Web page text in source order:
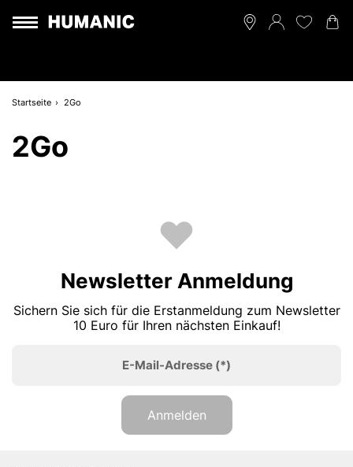
Startseite 2Go
2Go
Newsletter Anmeldung
Sichern Sie sich für die Erstanmeldung zum Newsletter
10 Euro für Ihren nächsten Einkauf!
E-Mail-Adresse (*)
Anmelden